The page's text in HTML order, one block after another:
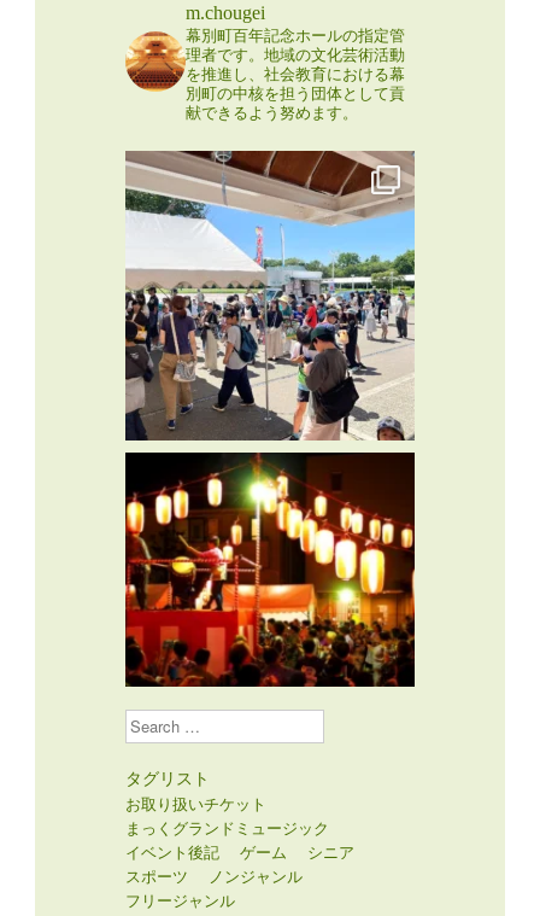
m.chougei
幕別町百年記念ホールの指定管
理者です。地域の文化芸術活動
を推進し、社会教育における幕
別町の中核を担う団体として貢
献できるよう努めます。
Search
タグリスト
お取り扱いチケット
まっくグランドミュージック
イベント後記
ゲーム
シニア
スポーツ
ノンジャンル
フリージャンル